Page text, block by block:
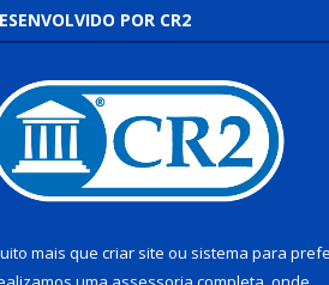
POR CR2
mais que criar site ou sistema para